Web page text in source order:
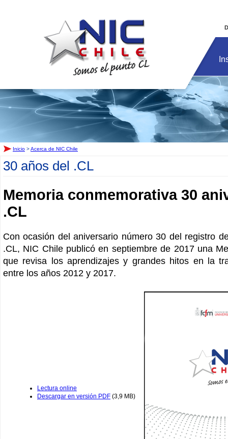
Inicio >Acerca de NIC Chile
30 años del .CL
Memoria conmemorativa 30
.CL
Con ocasión del aniversario número 30 del registro
.CL, NIC Chile publicó en septiembre de 2017 una
que revisa los aprendizajes y grandes hitos en la
entre los años 2012 y 2017.
Lectura online
Descargar en versión PDF (3,9 MB)